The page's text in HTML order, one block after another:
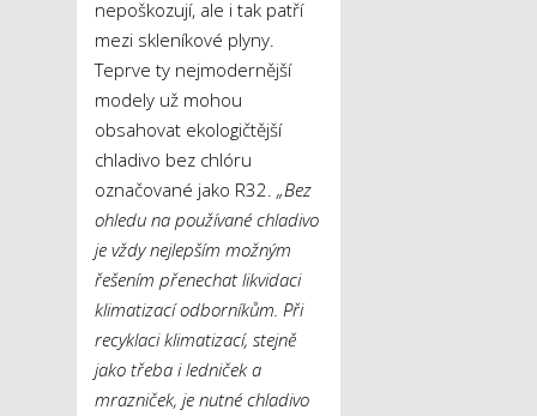
nepoškozují, ale i tak patří
mezi skleníkové plyny.
Teprve ty nejmodernější
modely už mohou
obsahovat ekologičtější
chladivo bez chlóru
označované jako R32. „Bez
ohledu na používané chladivo
je vždy nejlepším možným
řešením přenechat likvidaci
klimatizací odborníkům. Při
recyklaci klimatizací, stejně
jako třeba i ledniček a
mrazniček, je nutné chladivo